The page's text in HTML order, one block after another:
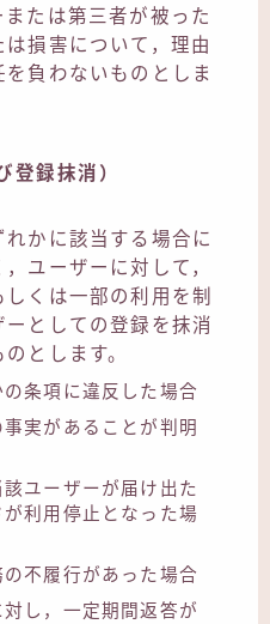
たは第三者が被った
損害について，理由
負わないものとしま
登録抹消）
かに該当する場合に
ユーザーに対して，
くは一部の利用を制
ーとしての登録を抹消
とします。
条項に違反した場合
実があることが判明
ユーザーが届け出た
利用停止となった場
不履行があった場合
し，一定期間返答が